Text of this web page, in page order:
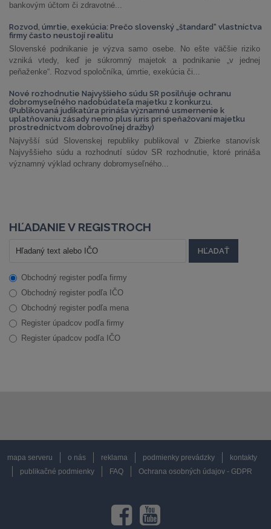
bankovým účtom či zdravotné...
Rozvod, úmrtie, exekúcia: Prečo slovenský „štandard“ vlastníctva
firmy často neustojí realitu
Slovenské podnikanie je výzva samo osebe. No ešte väčšie riziko
vzniká vtedy, keď je súkromný majetok a podnikanie „v jednej
peňaženke“. Rozvod spoločníka, úmrtie, exekúcia či...
Nové rozhodnutie Najvyššieho súdu SR posilňuje ochranu
dobromyseľného nadobúdateľa majetku z konkurzu.
(Publikovaná judikatúra prináša významné usmernenie k
uplatňovaniu zásady nemo plus iuris pri speňažovaní majetku
prostredníctvom dobrovoľnej dražby)
Najvyšší súd Slovenskej republiky publikoval v Zbierke stanovísk
Najvyššieho súdu a rozhodnutí súdov SR rozhodnutie, ktoré prináša
významný výklad ochrany dobromyseľného...
HĽADANIE V REGISTROCH
Obchodný register podľa firmy
Obchodný register podľa IČO
Obchodný register podľa mena
Register úpadcov podľa firmy
Register úpadcov podľa IČO
mapa serveru o nás reklama podmienky prevádzky
kontakty
publikačné podmienky
FAQ Ochrana osobných údajov - GDPR